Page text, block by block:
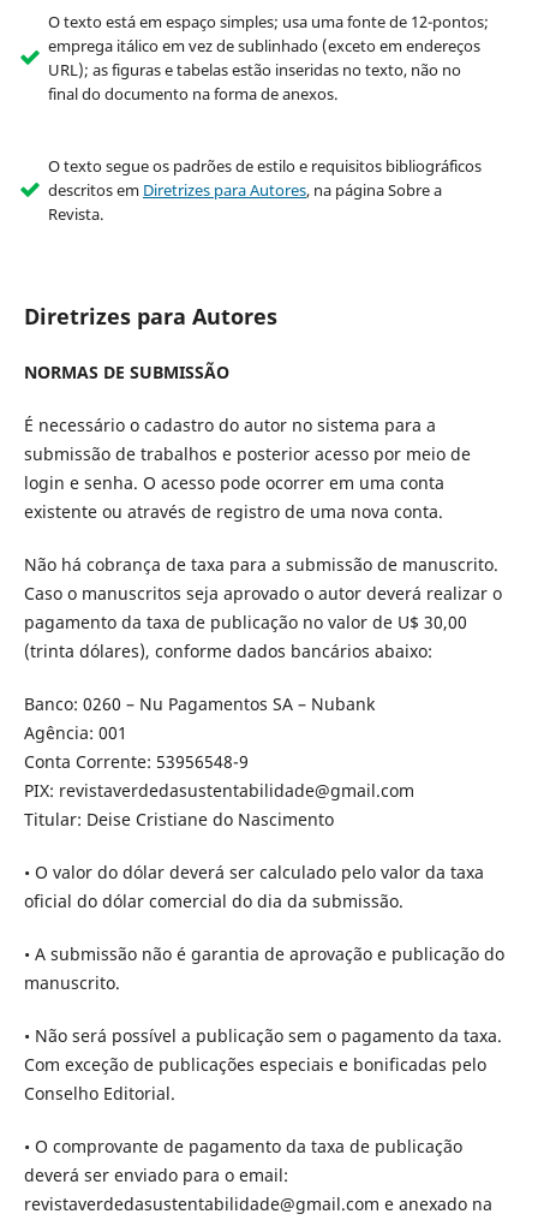
O texto está em espaço simples; usa uma fonte de 12-pontos;
emprega itálico em vez de sublinhado (exceto em endereços
URL); as figuras e tabelas estão inseridas no texto, não no
final do documento na forma de anexos.
O texto segue os padrões de estilo e requisitos bibliográficos
descritos em Diretrizes para Autores, na página Sobre a
Revista.
Diretrizes para Autores
NORMAS DE SUBMISSÃO
É necessário o cadastro do autor no sistema para a
submissão de trabalhos e posterior acesso por meio de
login e senha. O acesso pode ocorrer em uma conta
existente ou através de registro de uma nova conta.
Não há cobrança de taxa para a submissão de manuscrito.
Caso o manuscritos seja aprovado o autor deverá realizar o
pagamento da taxa de publicação no valor de U$ 30,00
(trinta dólares), conforme dados bancários abaixo:
Banco: 0260 – Nu Pagamentos SA – Nubank
Agência: 001
Conta Corrente: 53956548-9
PIX: revistaverdedasustentabilidade@gmail.com
Titular: Deise Cristiane do Nascimento
• O valor do dólar deverá ser calculado pelo valor da taxa
oficial do dólar comercial do dia da submissão.
• A submissão não é garantia de aprovação e publicação do
manuscrito.
• Não será possível a publicação sem o pagamento da taxa.
Com exceção de publicações especiais e bonificadas pelo
Conselho Editorial.
• O comprovante de pagamento da taxa de publicação
deverá ser enviado para o email:
revistaverdedasustentabilidade@gmail.com e anexado na